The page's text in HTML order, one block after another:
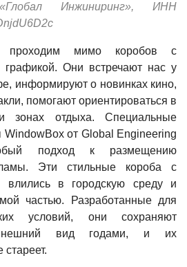
Инжиниринг», ИНН
мимо коробов с
графикой. Они встречают нас у
информируют о новинках кино,
помогают ориентироваться в
зонах отдыха. Специальные
от Global Engineering
подход к размещению
Эти стильные короба с
влились в городскую среду и
частью. Разработанные для
условий, они сохраняют
внешний вид годами, и их